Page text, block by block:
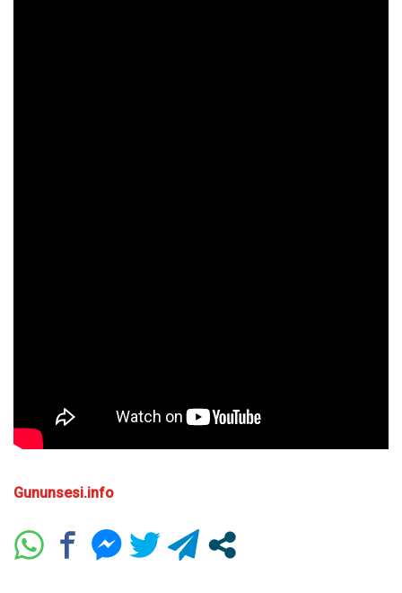
Gununsesi.info